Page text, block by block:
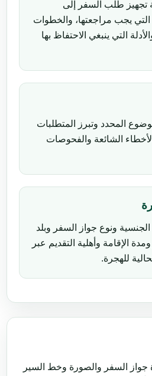
تجهيز طلب السفر إلى
التي يجب مراجعتها، والخطوات
التي ينبغي الاحتفاظ بها
المحدد وتبرز المتطلبات
الشائعة والفحوصات
ونوع جواز السفر وبلد
الإقامة وأهلية التقديم عبر
للهجرة.
جواز السفر والصورة وخط السير